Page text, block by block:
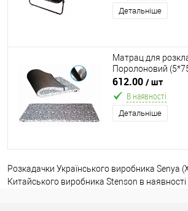
Детальніше
Матрац для
Поролоновий
612.00 / шт
В наявності
Детальніше
Розкадачки Українського виробника Senya
Китайського виробника Stenson в наявності